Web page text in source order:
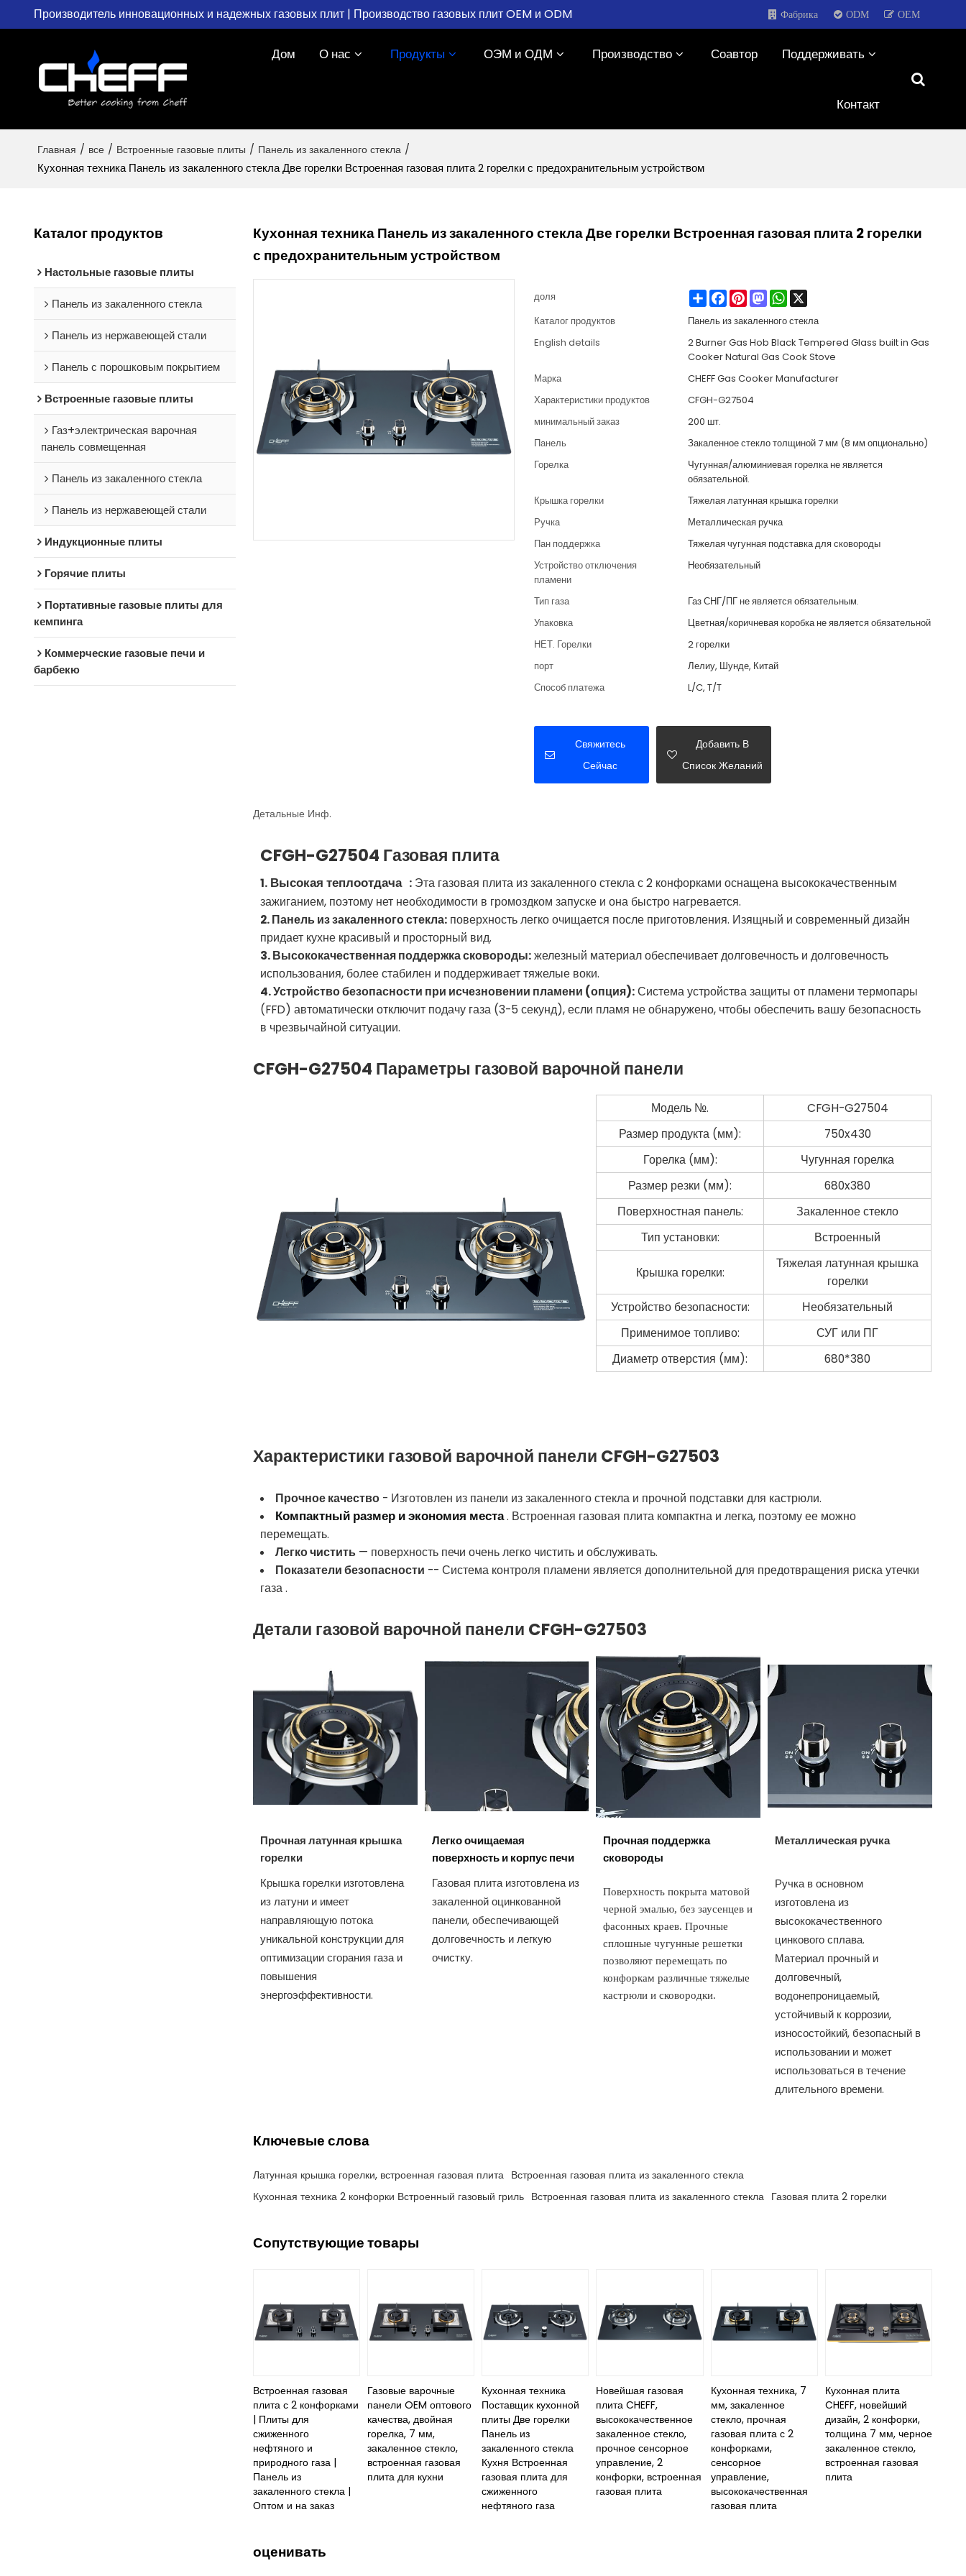
Производитель инновационных и надежных газовых плит | Производство газовых плит OEM и ODM Фабрика ODM OEM
Дом О нас Продукты ОЭМ и ОДМ Производство Соавтор Поддерживать
Контакт
Главная / все / Встроенные газовые плиты / Панель из закаленного стекла /
Кухонная техника Панель из закаленного стекла Две горелки Встроенная газовая плита 2 горелки с предохранительным устройством
Каталог продуктов
Настольные газовые плиты
Панель из закаленного стекла
Панель из нержавеющей стали
Панель с порошковым покрытием
Встроенные газовые плиты
Газ+электрическая варочная
панель совмещенная
Панель из закаленного стекла
Панель из нержавеющей стали
Индукционные плиты
Горячие плиты
Портативные газовые плиты для
кемпинга
Коммерческие газовые печи и
барбекю
Кухонная техника Панель из закаленного стекла Две горелки Встроенная газовая плита 2 горелки
с предохранительным устройством
доля ShareFacebook
PinterestMastodonWhatsApp
X
Каталог продуктов
Панель из закаленного стекла
English details
2 Burner Gas Hob Black Tempered Glass built in Gas
Cooker Natural Gas Cook Stove
Марка
CHEFF Gas Cooker Manufacturer
Характеристики продуктов
CFGH-G27504
минимальный заказ
200 шт.
Панель
Закаленное стекло толщиной 7 мм (8 мм опционально)
Горелка
Чугунная/алюминиевая горелка не является
обязательной.
Крышка горелки
Тяжелая латунная крышка горелки
Ручка
Металлическая ручка
Пан поддержка
Тяжелая чугунная подставка для сковороды
Устройство отключения
пламени
Необязательный
Тип газа
Газ СНГ/ПГ не является обязательным.
Упаковка
Цветная/коричневая коробка не является обязательной
НЕТ. Горелки
2 горелки
порт
Лелиу, Шунде, Китай
Способ платежа
L/C, T/T
Свяжитесь
Сейчас
Добавить В
Список Желаний
Детальные Инф.
CFGH-G27504 Газовая плита
1. Высокая теплоотдача :Эта газовая плита из закаленного стекла с 2 конфорками оснащена высококачественным
зажиганием, поэтому нет необходимости в громоздком запуске и она быстро нагревается.
2. Панель из закаленного стекла:поверхность легко очищается после приготовления. Изящный и современный дизайн
придает кухне красивый и просторный вид.
3. Высококачественная поддержка сковороды:железный материал обеспечивает долговечность и долговечность
использования, более стабилен и поддерживает тяжелые воки.
4. Устройство безопасности при исчезновении пламени (опция):Система устройства защиты от пламени термопары
(FFD) автоматически отключит подачу газа (3-5 секунд), если пламя не обнаружено, чтобы обеспечить вашу безопасность
в чрезвычайной ситуации.
CFGH-G27504 Параметры газовой варочной панели
Модель №.
CFGH-G27504
Размер продукта (мм):
750x430
Горелка (мм):
Чугунная горелка
Размер резки (мм):
680x380
Поверхностная панель:
Закаленное стекло
Тип установки:
Встроенный
Крышка горелки:
Тяжелая латунная крышка
горелки
Устройство безопасности:
Необязательный
Применимое топливо:
СУГ или ПГ
Диаметр отверстия (мм):
680*380
Характеристики газовой варочной панели CFGH-G27503
Прочное качество - Изготовлен из панели из закаленного стекла и прочной подставки для кастрюли.
Компактный размер и экономия места. Встроенная газовая плита компактна и легка, поэтому ее можно
перемещать.
Легко чистить — поверхность печи очень легко чистить и обслуживать.
Показатели безопасности -- Система контроля пламени является дополнительной для предотвращения риска утечки
газа .
Детали газовой варочной панели CFGH-G27503
Прочная латунная крышка
горелки
Крышка горелки изготовлена
из латуни и имеет
направляющую потока
уникальной конструкции для
оптимизации сгорания газа и
повышения
энергоэффективности.
Легко очищаемая
поверхность и корпус печи
Газовая плита изготовлена из
закаленной оцинкованной
панели, обеспечивающей
долговечность и легкую
очистку.
Прочная поддержка
сковороды
Поверхность покрыта матовой
черной эмалью, без заусенцев и
фасонных краев. Прочные
сплошные чугунные решетки
позволяют перемещать по
конфоркам различные тяжелые
кастрюли и сковородки.
Металлическая ручка
Ручка в основном
изготовлена из
высококачественного
цинкового сплава.
Материал прочный и
долговечный,
водонепроницаемый,
устойчивый к коррозии,
износостойкий, безопасный в
использовании и может
использоваться в течение
длительного времени.
Ключевые слова
Латунная крышка горелки, встроенная газовая плита Встроенная газовая плита из закаленного стекла
Кухонная техника 2 конфорки Встроенный газовый гриль Встроенная газовая плита из закаленного стекла Газовая плита 2 горелки
Сопутствующие товары
Встроенная газовая
плита с 2 конфорками
| Плиты для
сжиженного
нефтяного и
природного газа |
Панель из
закаленного стекла |
Оптом и на заказ
Газовые варочные
панели OEM оптового
качества, двойная
горелка, 7 мм,
закаленное стекло,
встроенная газовая
плита для кухни
Кухонная техника
Поставщик кухонной
плиты Две горелки
Панель из
закаленного стекла
Кухня Встроенная
газовая плита для
сжиженного
нефтяного газа
Новейшая газовая
плита CHEFF,
высококачественное
закаленное стекло,
прочное сенсорное
управление, 2
конфорки, встроенная
газовая плита
Кухонная техника, 7
мм, закаленное
стекло, прочная
газовая плита с 2
конфорками,
сенсорное
управление,
высококачественная
газовая плита
Кухонная плита
CHEFF, новейший
дизайн, 2 конфорки,
толщина 7 мм, черное
закаленное стекло,
встроенная газовая
плита
оценивать